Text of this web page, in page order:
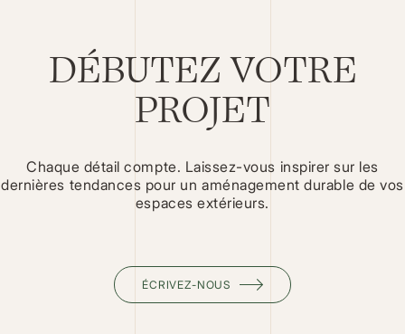
DÉBUTEZ VOTRE
PROJET
Chaque détail compte. Laissez-vous inspirer sur les
dernières tendances pour un aménagement durable de vos
espaces extérieurs.
ÉCRIVEZ-NOUS